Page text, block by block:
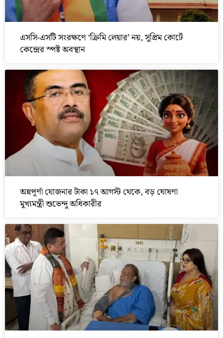
এসসি-এসটি সংরক্ষণে ‘ক্রিমি লেয়ার’ নয়, সুপ্রিম কোর্টে
কেন্দ্রের স্পষ্ট অবস্থান
অন্নপূর্ণা যোজনার টাকা ১৭ আগস্ট থেকে, বড় ঘোষণা
মুখ্যমন্ত্রী শুভেন্দু অধিকারীর